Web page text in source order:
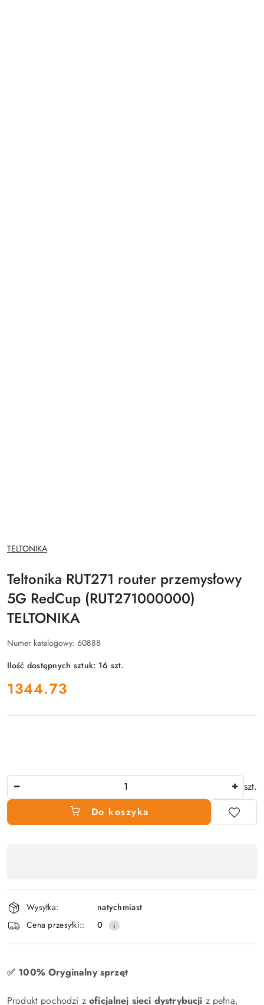
NAZWA
PRODUCENTA:
TELTONIKA
Teltonika RUT271 router przemysłowy
5G RedCup (RUT271000000)
TELTONIKA
Numer katalogowy: 60888
Ilość dostępnych sztuk: 16 szt.
cena:
1344.73
szt.
Do koszyka
,
płatność
i
dostawa
Wysyłka:
natychmiast
Cena przesyłki::
0
✅ 100% Oryginalny sprzęt
Produkt pochodzi zoficjalnej sieci dystrybucji z pełną,